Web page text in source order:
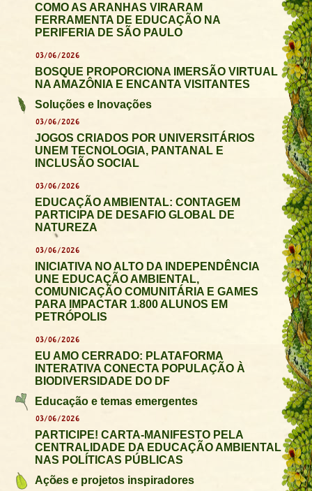
COMO AS ARANHAS VIRARAM
FERRAMENTA DE EDUCAÇÃO NA
PERIFERIA DE SÃO PAULO
03/06/2026
BOSQUE PROPORCIONA IMERSÃO VIRTUAL
NA AMAZÔNIA E ENCANTA VISITANTES
Soluções e Inovações
03/06/2026
JOGOS CRIADOS POR UNIVERSITÁRIOS
UNEM TECNOLOGIA, PANTANAL E
INCLUSÃO SOCIAL
03/06/2026
EDUCAÇÃO AMBIENTAL: CONTAGEM
PARTICIPA DE DESAFIO GLOBAL DE
NATUREZA
03/06/2026
INICIATIVA NO ALTO DA INDEPENDÊNCIA
UNE EDUCAÇÃO AMBIENTAL,
COMUNICAÇÃO COMUNITÁRIA E GAMES
PARA IMPACTAR 1.800 ALUNOS EM
PETRÓPOLIS
03/06/2026
EU AMO CERRADO: PLATAFORMA
INTERATIVA CONECTA POPULAÇÃO À
BIODIVERSIDADE DO DF
Educação e temas emergentes
03/06/2026
PARTICIPE! CARTA-MANIFESTO PELA
CENTRALIDADE DA EDUCAÇÃO AMBIENTAL
NAS POLÍTICAS PÚBLICAS
Ações e projetos inspiradores